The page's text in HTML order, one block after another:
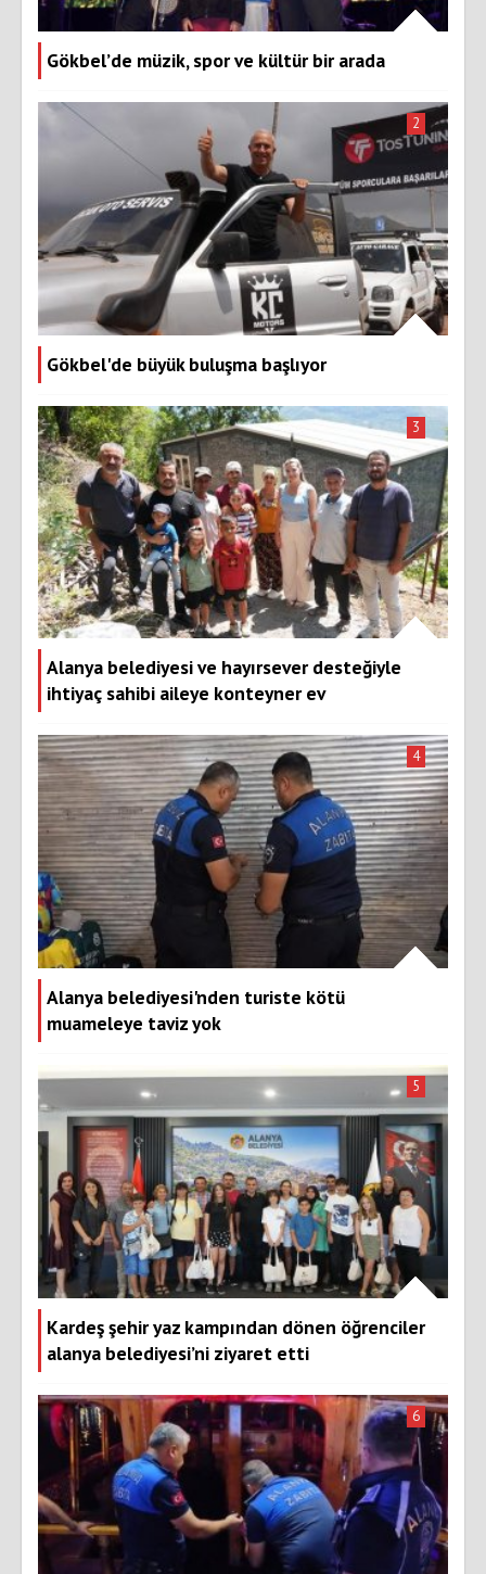
Gökbel’de müzik, spor ve kültür bir arada
Gökbel'de büyük buluşma başlıyor
2
Alanya belediyesi ve hayırsever desteğiyle
ihtiyaç sahibi aileye konteyner ev
3
Alanya belediyesi'nden turiste kötü
muameleye taviz yok
4
Kardeş şehir yaz kampından dönen öğrenciler
alanya belediyesi’ni ziyaret etti
5
6